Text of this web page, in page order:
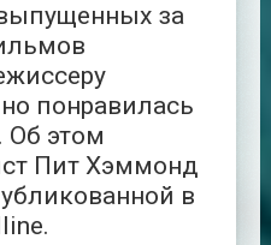
за
понравилась
Об этом
Пит Хэммонд
в